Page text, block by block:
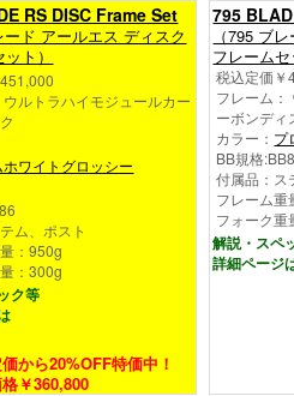
RS DISC Frame Set
ード アールエス ディスク
ト）
ルトラハイモジュールカー
ワイトグロッシー
ム、ポスト
：950g
：300g
ク等
から20%OFF特価中！
￥360,800
795
（795 ブ
フレーム
税込定価￥
フレーム：
ーボンディ
カラー： プ
BB規格
付属品：ス
フレーム
フォーク
解説・スペ
詳細ページ